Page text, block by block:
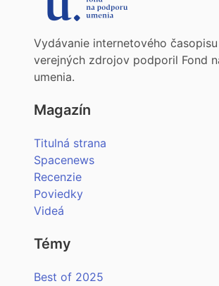
Vydávanie internetového
verejných zdrojov podporil Fond
umenia.
Magazín
Titulná strana
Spacenews
Recenzie
Poviedky
Videá
Témy
Best of 2025